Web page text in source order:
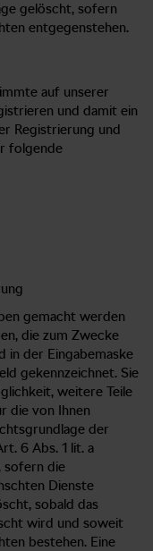
gelöscht, sofern
entgegenstehen.
auf unserer
und damit ein
Registrierung und
folgende
gemacht werden
die zum Zwecke
in der Eingabemaske
gekennzeichnet. Sie
weitere Teile
die von Ihnen
der
6 Abs. 1 lit. a
sofern die
Dienste
sobald das
wird und soweit
bestehen. Eine